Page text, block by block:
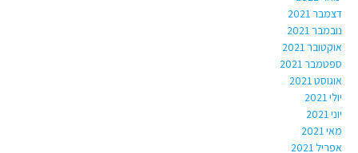
דצמבר 2021
נובמבר 2021
אוקטובר 2021
ספטמבר 2021
אוגוסט 2021
יולי 2021
יוני 2021
מאי 2021
אפריל 2021